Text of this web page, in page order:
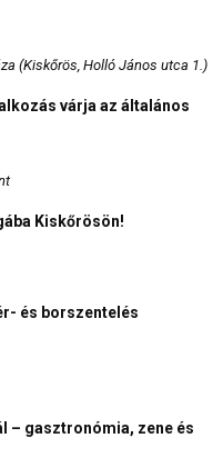
(Kiskőrös, Holló János utca 1.)
várja az általános
Kiskőrösön!
és borszentelés
– gasztronómia, zene és